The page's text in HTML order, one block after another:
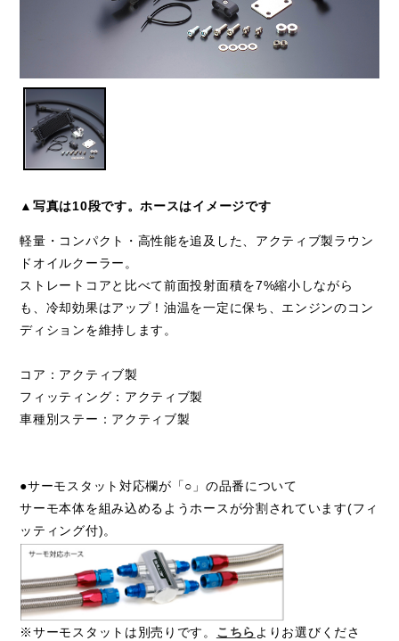
▲写真は10段です。ホースはイメージです
軽量・コンパクト・高性能を追及した、アクティブ製ラウン
ドオイルクーラー。
ストレートコアと比べて前面投射面積を7%縮小しながら
も、冷却効果はアップ！油温を一定に保ち、エンジンのコン
ディションを維持します。
コア：アクティブ製
フィッティング：アクティブ製
車種別ステー：アクティブ製
●サーモスタット対応欄が「○」の品番について
サーモ本体を組み込めるようホースが分割されています(フィ
ッティング付)。
※サーモスタットは別売りです。 こちらよりお選びくださ